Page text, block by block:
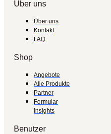
Über uns
Über uns
Kontakt
FAQ
Shop
Angebote
Alle Produkte
Partner
Formular
Insights
Benutzer